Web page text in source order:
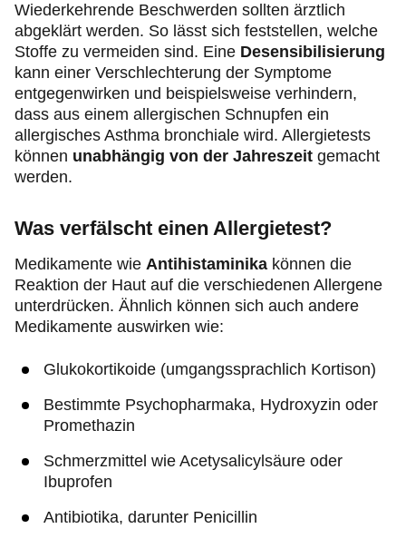
Wiederkehrende Beschwerden sollten ärztlich
abgeklärt werden. So lässt sich feststellen, welche
Stoffe zu vermeiden sind. Eine Desensibilisierung
kann einer Verschlechterung der Symptome
entgegenwirken und beispielsweise verhindern,
dass aus einem allergischen Schnupfen ein
allergisches Asthma bronchiale wird. Allergietests
können unabhängig von der Jahreszeit gemacht
werden.
Was verfälscht einen Allergietest?
Medikamente wie Antihistaminika können die
Reaktion der Haut auf die verschiedenen Allergene
unterdrücken. Ähnlich können sich auch andere
Medikamente auswirken wie:
Glukokortikoide (umgangssprachlich Kortison)
Bestimmte Psychopharmaka, Hydroxyzin oder
Promethazin
Schmerzmittel wie Acetysalicylsäure oder
Ibuprofen
Antibiotika, darunter Penicillin